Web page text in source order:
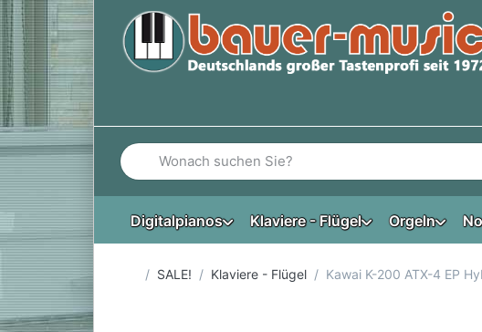
Geben Sie einen Suchbegriff ein. Während Sie tippen,
Digitalpianos Klaviere - Flügel Orgeln
Startseite
SALE! Klaviere - Flügel Kawai K-200 ATX-4 EP